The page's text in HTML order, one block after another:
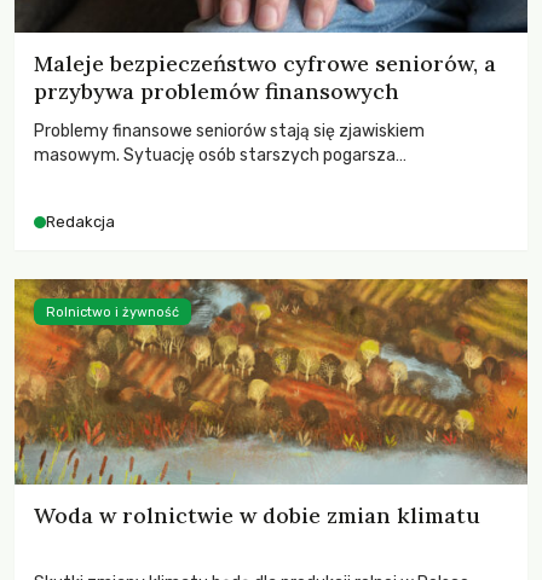
Maleje bezpieczeństwo cyfrowe seniorów, a
przybywa problemów finansowych
Problemy finansowe seniorów stają się zjawiskiem
masowym. Sytuację osób starszych pogarsza
Redakcja
Woda w rolnictwie w dobie zmian klimatu
Rolnictwo i żywność